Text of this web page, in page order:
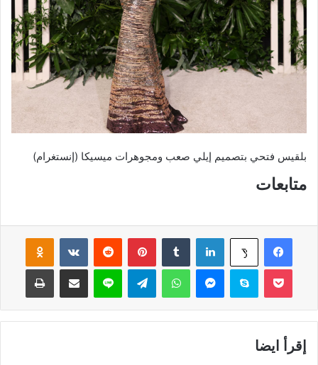
بلقيس فتحي بتصميم إيلي صعب ومجوهرات ميسيكا (إنستغرام)
متابعات
فيسبوك ‫X لينكدإن بينتيريست
سكايب واتساب لاين
إقرأ ايضا